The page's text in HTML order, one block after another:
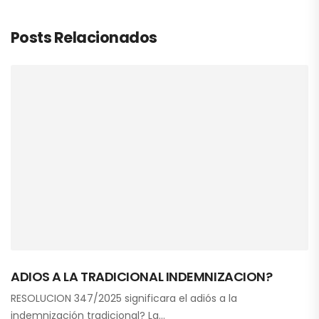
Posts Relacionados
ADIOS A LA TRADICIONAL INDEMNIZACION?
RESOLUCION 347/2025 significara el adiós a la
indemnización tradicional? La…